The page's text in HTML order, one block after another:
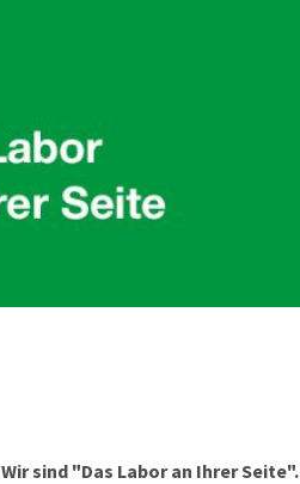
Wir sind "Das Labor an Ihrer Seite".